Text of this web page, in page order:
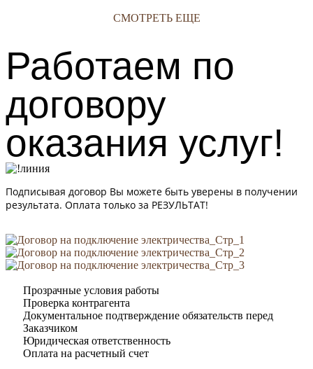
СМОТРЕТЬ ЕЩЕ
Работаем по
договору
оказания услуг!
Подписывая договор Вы можете быть уверены в получении
результата. Оплата только за РЕЗУЛЬТАТ!
Прозрачные условия работы
Проверка контрагента
Документальное подтверждение обязательств перед
Заказчиком
Юридическая ответственность
Оплата на расчетный счет